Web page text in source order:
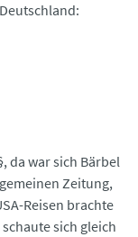
da war sich Bärbel
Zeitung,
Reisen brachte
sich gleich